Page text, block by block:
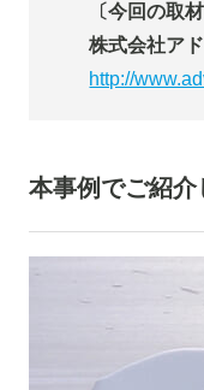
〔今回の取
株式会社ア
http://
本事例でご紹介